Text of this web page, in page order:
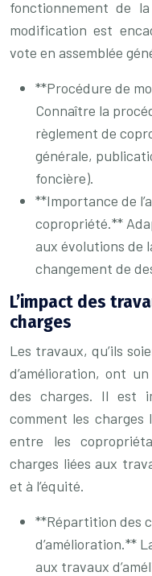
fonctionnement de
modification est
vote en assemblée
**Procédure de
Connaître la
règlement de
générale,
foncière).
**Importance de
copropriété.**
aux évolutions de
changement de
L’impact des
charges
Les travaux, qu’ils
d’amélioration, ont
des charges. Il est
comment les
entre les
charges liées aux
et à l’équité.
**Répartition des
d’amélioration.**
aux travaux